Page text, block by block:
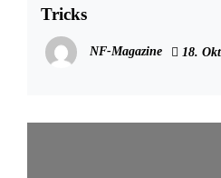
Tricks
NF-Magazine 18.